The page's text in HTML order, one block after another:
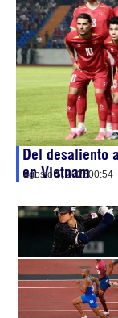
Del desaliento
en Vietnam
agosto 5, 202600:54